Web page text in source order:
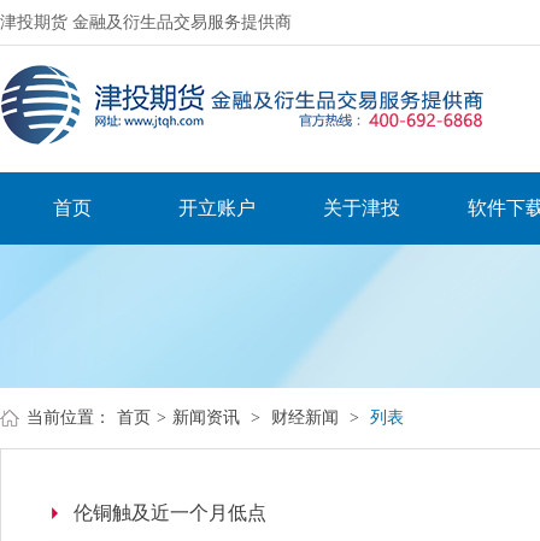
津投期货 金融及衍生品交易服务提供商
首页 开立账户 关于津投 软件下
当前位置： 首页 > 新闻资讯 > 财经新闻 > 列表
伦铜触及近一个月低点